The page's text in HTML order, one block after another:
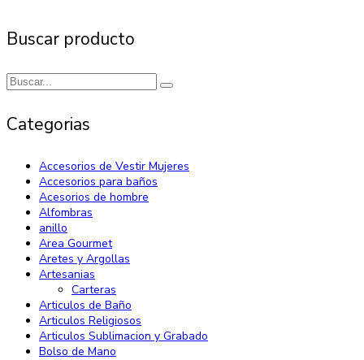
Buscar producto
Categorias
Accesorios de Vestir Mujeres
Accesorios para baños
Acesorios de hombre
Alfombras
anillo
Area Gourmet
Aretes y Argollas
Artesanias
Carteras
Articulos de Baño
Articulos Religiosos
Articulos Sublimacion y Grabado
Bolso de Mano